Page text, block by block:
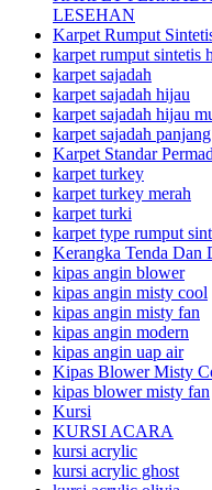
LESEHAN
Karpet Rumput
karpet rumput sintetis
karpet sajadah
karpet sajadah hijau
karpet sajadah hijau
karpet sajadah panjang
Karpet Standar
karpet turkey
karpet turkey merah
karpet turki
karpet type rumput
Kerangka Tenda Dan
kipas angin blower
kipas angin misty cool
kipas angin misty fan
kipas angin modern
kipas angin uap air
Kipas Blower Misty
kipas blower misty fan
Kursi
KURSI ACARA
kursi acrylic
kursi acrylic ghost